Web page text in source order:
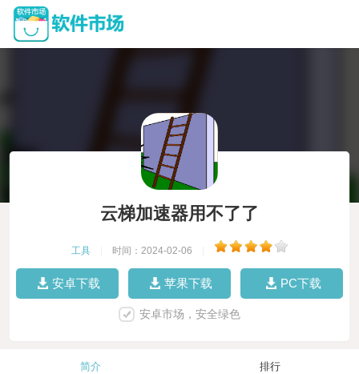
云梯加速器用不了了
工具 时间：2024-02-06
安卓下载 苹果下载 PC下载
安卓市场，安全绿色
简介 排行